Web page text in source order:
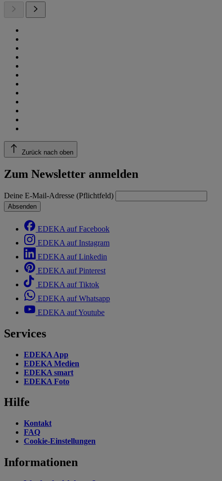
Zurück nach oben
Zum Newsletter anmelden
Deine E-Mail-Adresse (Pflichtfeld)
Absenden
EDEKA auf Facebook
EDEKA auf Instagram
EDEKA auf Linkedin
EDEKA auf Pinterest
EDEKA auf Tiktok
EDEKA auf Whatsapp
EDEKA auf Youtube
Services
EDEKA App
EDEKA Medien
EDEKA smart
EDEKA Foto
Hilfe
Kontakt
FAQ
Cookie-Einstellungen
Informationen